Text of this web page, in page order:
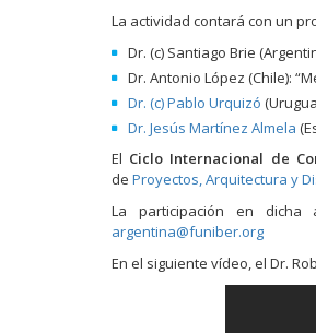
La actividad contará con un
Dr. (c) Santiago Brie
Dr. Antonio López (Chile):
Dr. (c) Pablo Urquizó
Dr. Jesús Martínez Almela
El Ciclo Internacional de
de Proyectos, Arquitectura y
La participación en
argentina@funiber.org
En el siguiente vídeo, el Dr.